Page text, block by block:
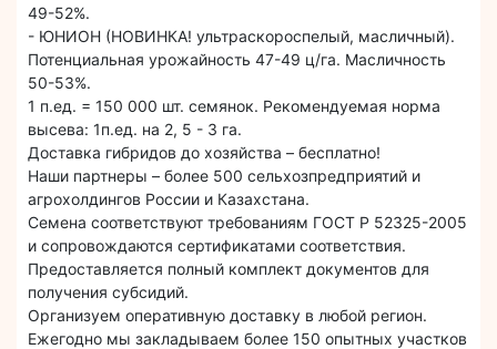
49-52%.
- ЮНИОН (НОВИНКА! ультраскороспелый, масличный).
Потенциальная урожайность 47-49 ц/га. Масличность
50-53%.
1 п.ед. = 150 000 шт. семянок. Рекомендуемая норма
высева: 1п.ед. на 2, 5 - 3 га.
Доставка гибридов до хозяйства – бесплатно!
Наши партнеры – более 500 сельхозпредприятий и
агрохолдингов России и Казахстана.
Семена соответствуют требованиям ГОСТ Р 52325-2005
и сопровождаются сертификатами соответствия.
Предоставляется полный комплект документов для
получения субсидий.
Организуем оперативную доставку в любой регион.
Ежегодно мы закладываем более 150 опытных участков